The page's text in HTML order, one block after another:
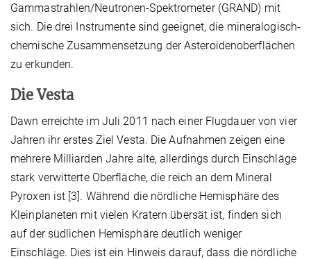
Gammastrahlen/Neutronen-Spektrometer (GRAND) mit
sich. Die drei Instrumente sind geeignet, die mineralogisch-
chemische Zusammensetzung der Asteroidenoberflächen
zu erkunden.
Die Vesta
Dawn erreichte im Juli 2011 nach einer Flugdauer von vier
Jahren ihr erstes Ziel Vesta. Die Aufnahmen zeigen eine
mehrere Milliarden Jahre alte, allerdings durch Einschläge
stark verwitterte Oberfläche, die reich an dem Mineral
Pyroxen ist [3]. Während die nördliche Hemisphäre des
Kleinplaneten mit vielen Kratern übersät ist, finden sich
auf der südlichen Hemisphäre deutlich weniger
Einschläge. Dies ist ein Hinweis darauf, dass die nördliche